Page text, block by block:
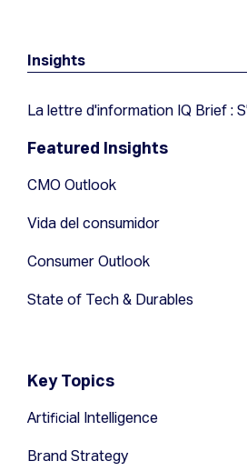
Insights
La lettre d'information IQ Brief :
Featured Insights
CMO Outlook
Vida del consumidor
Consumer Outlook
State of Tech & Durables
Key Topics
Artificial Intelligence
Brand Strategy